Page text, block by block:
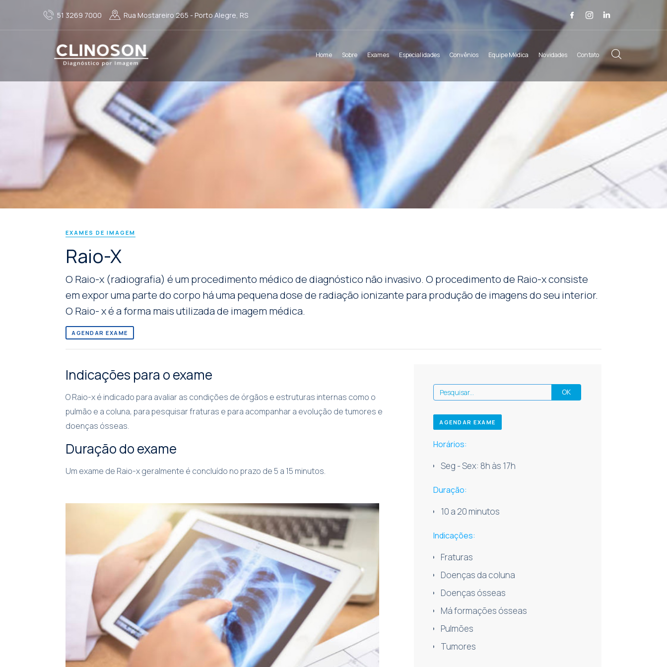
51 3269 7000 Rua Mostareiro 265 - Porto Alegre, RS
Home Sobre Exames Especialidades Convênios Equipe Médica Novidades Contato
EXAMES DE IMAGEM
Raio-X
O Raio-x (radiografia) é um procedimento médico de diagnóstico não invasivo. O procedimento de Raio-x consiste
em expor uma parte do corpo há uma pequena dose de radiação ionizante para produção de imagens do seu interior.
O Raio- x é a forma mais utilizada de imagem médica.
AGENDAR EXAME
Indicações para o exame
O Raio-x é indicado para avaliar as condições de órgãos e estruturas internas como o
pulmão e a coluna, para pesquisar fraturas e para acompanhar a evolução de tumores e
doenças ósseas.
Duração do exame
Um exame de Raio-x geralmente é concluído no prazo de 5 a 15 minutos.
AGENDAR EXAME
Horários:
Seg - Sex: 8h às 17h
Duração:
10 a 20 minutos
Indicações:
Fraturas
Doenças da coluna
Doenças ósseas
Má formações ósseas
Pulmões
Tumores